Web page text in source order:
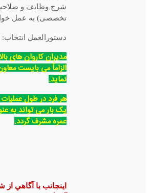
شرح وظایف و
تخصصی) به عمل
دستورالعمل انتخاب:
الزاماً می بایست
نماید.
یک بار می تواند به
عمره مشرف گردد.
اينجانب با آگاهي